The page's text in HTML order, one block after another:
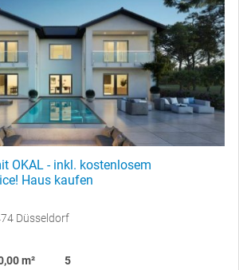
OKAL - inkl. kostenlosem
Haus kaufen
Düsseldorf
m²
5